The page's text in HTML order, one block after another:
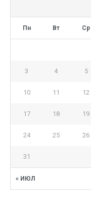
Пн Вт Ср
« ИЮЛ
3 4 5
10 11 12
17 18 19
24 25 26
31